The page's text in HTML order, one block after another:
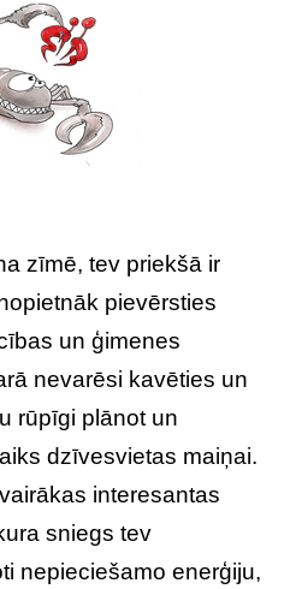
zīmē, tev priekšā ir
pievērsties
un ģimenes
nevarēsi kavēties un
rūpīgi plānot un
dzīvesvietas maiņai.
interesantas
sniegs tev
nepieciešamo enerģiju,